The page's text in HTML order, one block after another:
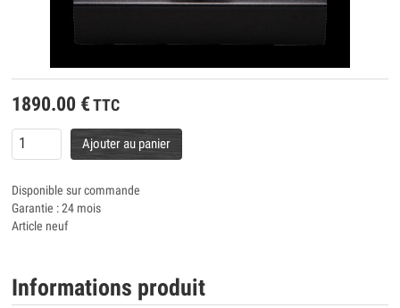
1890.00 € TTC
Ajouter au panier
Disponible sur commande
Garantie : 24 mois
Article neuf
Informations produit